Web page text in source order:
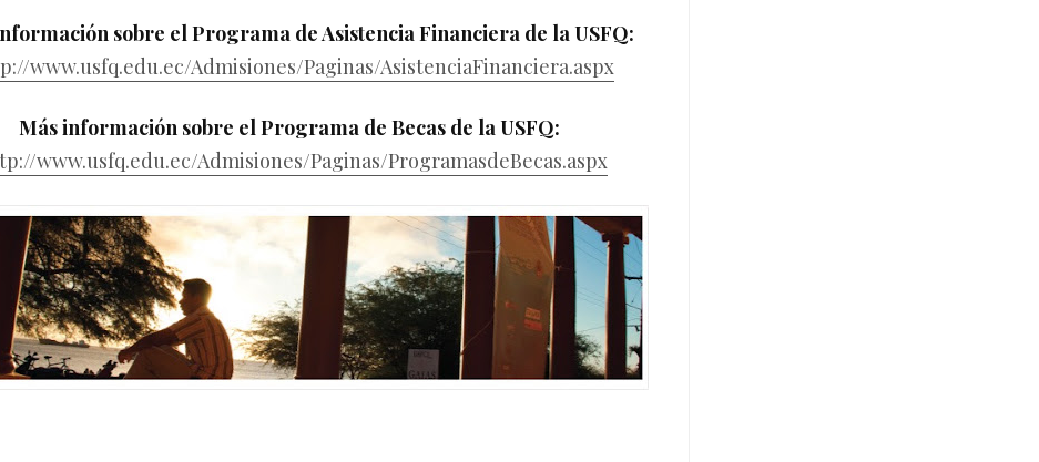
sobre el Programa de Asistencia Financiera de la USFQ:
www.usfq.edu.ec/Admisiones/Paginas/AsistenciaFinanciera.aspx
Más información sobre el Programa de Becas de la USFQ:
www.usfq.edu.ec/Admisiones/Paginas/ProgramasdeBecas.aspx